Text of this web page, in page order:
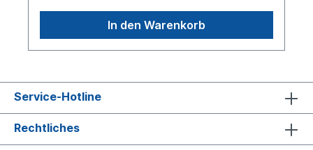
In den Warenkorb
Service-Hotline
Rechtliches